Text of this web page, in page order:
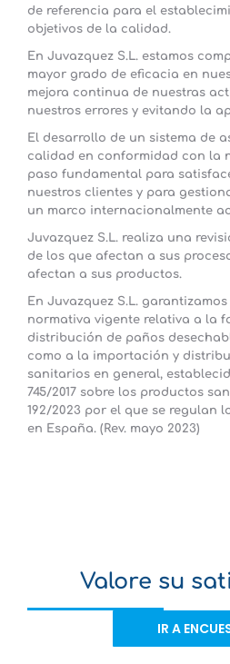
de referencia para el
objetivos de la calidad.
En Juvazquez S.L. estamos
mayor grado de eficacia en
mejora continua de nuestras
nuestros errores y evitando la
El desarrollo de un sistema de
calidad en conformidad con la
paso fundamental para
nuestros clientes y para
un marco internacionalmente
Juvazquez S.L. realiza una
de los que afectan a sus
afectan a sus productos.
En Juvazquez S.L.
normativa vigente relativa a la
distribución de paños
como a la importación y
sanitarios en general,
745/2017 sobre los productos
192/2023 por el que se regulan
en España. (Rev. mayo 2023)
Valore su
IR A